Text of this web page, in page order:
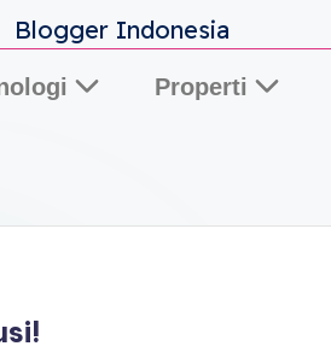
Properti